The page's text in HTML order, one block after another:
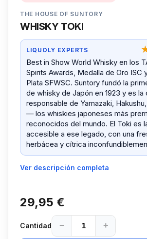
THE HOUSE OF SUNTORY
WHISKY TOKI
LIQUOLY EXPERTS
Best in Show World Whisky en los
Spirits Awards, Medalla de Oro ISC
Plata SFWSC. Suntory fundó la
de whisky de Japón en 1923 y es la
responsable de Yamazaki,
— los whiskies japoneses más
reconocidos del mundo. El Toki es
accesible a ese legado, con una
herbácea y cítrica
Ver descripción completa
29,95 €
Cantidad − +